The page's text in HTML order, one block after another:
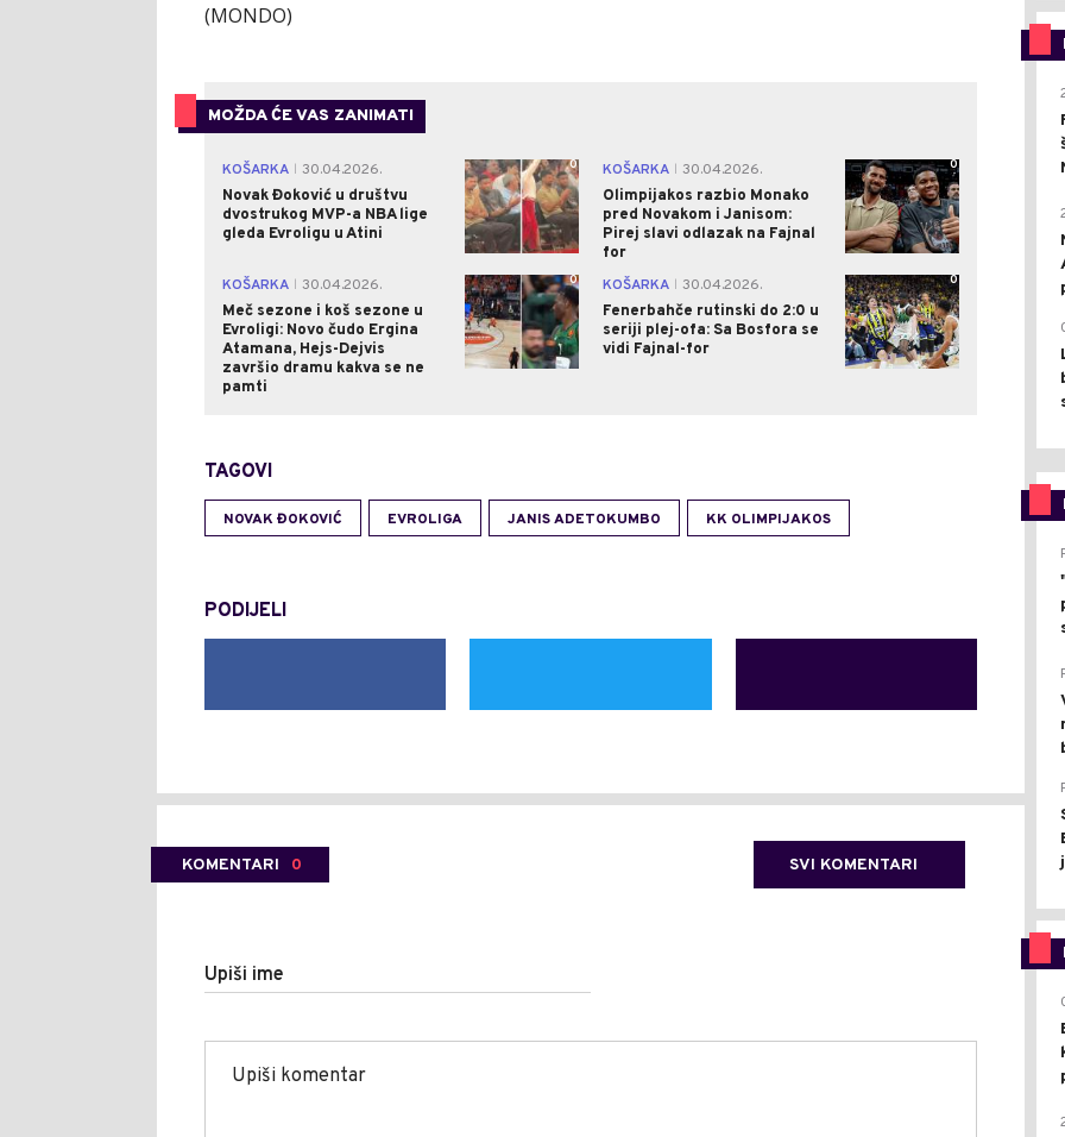
(MONDO)
MOŽDA ĆE VAS ZANIMATI
KOŠARKA
30.04.2026.
Novak Đoković u društvu
dvostrukog MVP-a NBA lige
gleda Evroligu u Atini
0 KOŠARKA
30.04.2026.
Olimpijakos razbio Monako
pred Novakom i Janisom:
Pirej slavi odlazak na Fajnal
for
0
KOŠARKA
30.04.2026.
Meč sezone i koš sezone u
Evroligi: Novo čudo Ergina
Atamana, Hejs-Dejvis
završio dramu kakva se ne
pamti
0 KOŠARKA
30.04.2026.
Fenerbahče rutinski do 2:0 u
seriji plej-ofa: Sa Bosfora se
vidi Fajnal-for
0
TAGOVI
NOVAK ĐOKOVIĆ EVROLIGA JANIS ADETOKUMBO KK OLIMPIJAKOS
PODIJELI
KOMENTARI 0 SVI KOMENTARI
Upiši ime